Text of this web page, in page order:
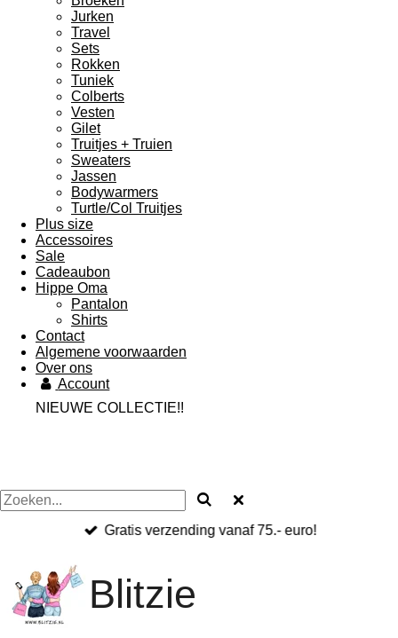
Jurken
Travel
Sets
Rokken
Tuniek
Colberts
Vesten
Gilet
Truitjes + Truien
Sweaters
Jassen
Bodywarmers
Turtle/Col Truitjes
Plus size
Accessoires
Sale
Cadeaubon
Hippe Oma
Pantalon
Shirts
Contact
Algemene voorwaarden
Over ons
Account
NIEUWE COLLECTIE!!
Gratis verzending vanaf 75.- euro!
Blitzie